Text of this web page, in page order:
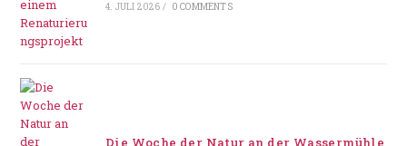
4. JULI 2026 / 0 COMMENTS
Die Woche der Natur an der Wassermühle